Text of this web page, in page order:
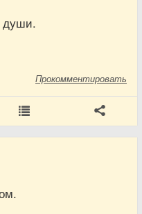
души.
Прокомментировать